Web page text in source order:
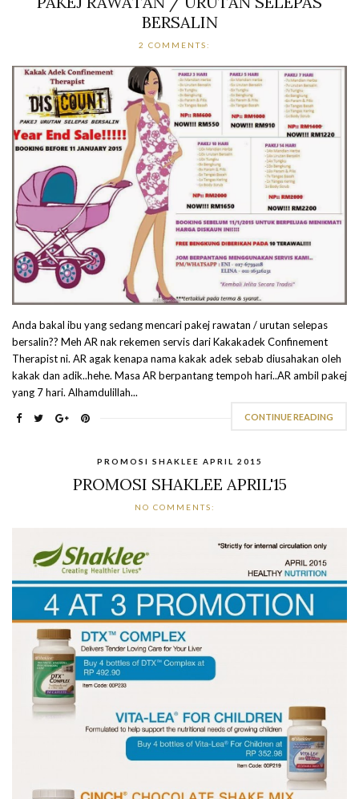
BERSALIN
2 COMMENTS:
Anda bakal ibu yang sedang mencari pakej rawatan / urutan selepas
bersalin?? Meh AR nak rekemen servis dari Kakakadek Confinement
Therapist ni. AR agak kenapa nama kakak adek sebab diusahakan oleh
kakak dan adik..hehe. Masa AR berpantang tempoh hari..AR ambil pakej
yang 7 hari. Alhamdulillah...
CONTINUE READING
PROMOSI SHAKLEE APRIL 2015
PROMOSI SHAKLEE APRIL'15
NO COMMENTS: